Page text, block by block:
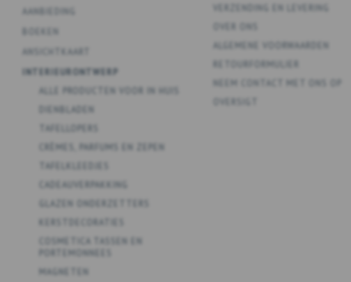
AANBIEDING
ANSICHTKAART
INTERIEURONTWERP
ALLE PRODUCTEN VOOR IN HUIS
DIENBLADEN
TAFELLOPERS
CRÈMES, PARFUMS EN ZEPEN
TAFELKLEEDJES
CADEAUVERPAKKING
GLAZEN ONDERZETTERS
KERSTDECORATIES
COSMETICA TASSEN EN
PORTEMONNEES
MAGNETEN
ALGEMENE VOORWAARDEN
RETOURFORMULIER
NEEM CONTACT MET ONS OP